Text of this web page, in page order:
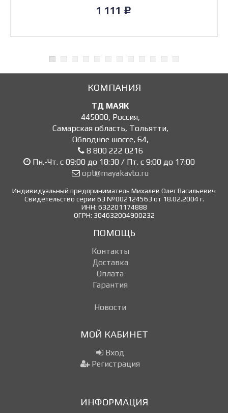
1 111 Р
КОМПАНИЯ
ТД МАЯК
445000, Россия,
Самарская область, Тольятти,
Обводное шоссе, 64,
8 800 222 0216
Пн.-Чт. с 09:00 до 18:30 / Пт. с 9:00 до 17:00
opt@mayakavto.ru
Индивидуальный предприниматель Михалев Олег Васильевич
Свидетельство серии 63 №002124563 от 18.02.2004 г.
ИНН: 632201174888
ОГРН: 304632004900232
ПОМОЩЬ
Контакты
Доставка
Оплата
Гарантия
Новости
МОЙ КАБИНЕТ
Вход
Регистрация
ИНФОРМАЦИЯ